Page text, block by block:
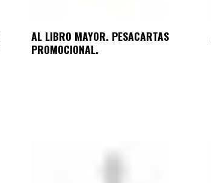
AL LIBRO MAYOR. PESACARTAS
PROMOCIONAL.